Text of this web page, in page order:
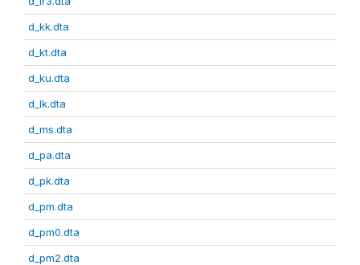
d_kk.dta
d_kt.dta
d_ku.dta
d_lk.dta
d_ms.dta
d_pa.dta
d_pk.dta
d_pm.dta
d_pm0.dta
d_pm2.dta